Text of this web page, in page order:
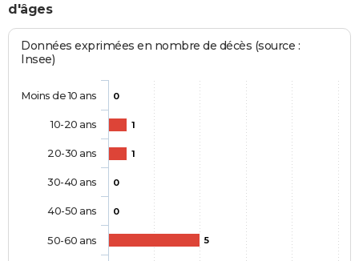
d'âges
Données exprimées en nombre de décès (source :
Insee)
0
1
1
0
0
5
Moins de 10 ans
10-20 ans
20-30 ans
30-40 ans
40-50 ans
50-60 ans